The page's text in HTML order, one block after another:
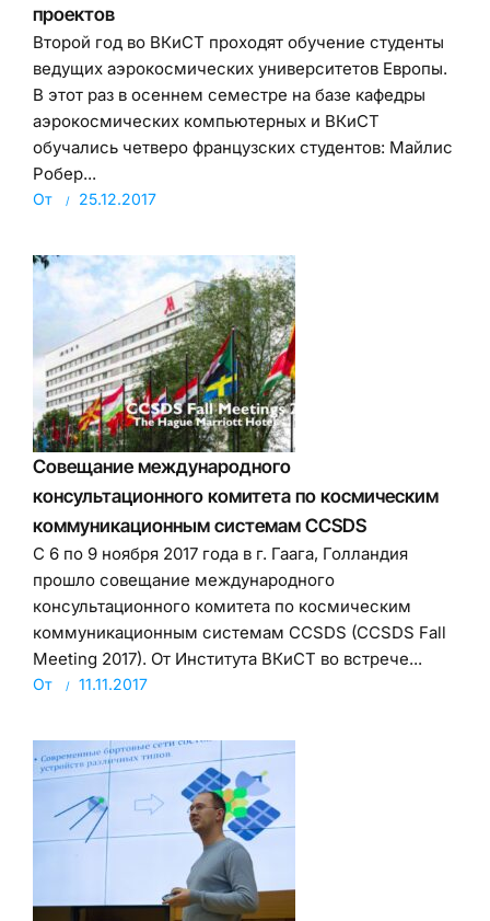
проектов
Второй год во ВКиСТ проходят обучение студенты
ведущих аэрокосмических университетов Европы.
В этот раз в осеннем семестре на базе кафедры
аэрокосмических компьютерных и ВКиСТ
обучались четверо французских студентов: Майлис
Робер...
От 25.12.2017
Совещание международного
консультационного комитета по космическим
коммуникационным системам CCSDS
С 6 по 9 ноября 2017 года в г. Гаага, Голландия
прошло совещание международного
консультационного комитета по космическим
коммуникационным системам CCSDS (CCSDS Fall
Meeting 2017). От Института ВКиСТ во встрече...
От 11.11.2017